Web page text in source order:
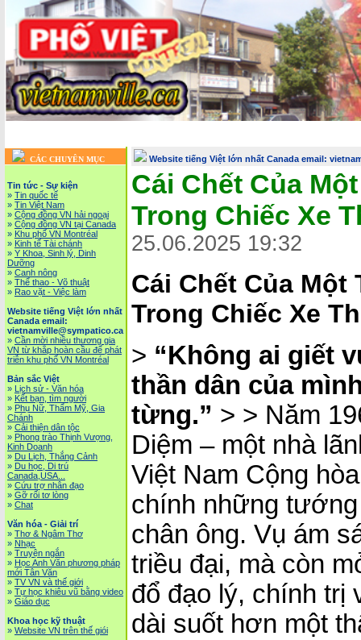
CÁC CHUYÊN MỤC
Tin tức - Sự kiện
» Tin quốc tế
» Tin Việt Nam
» Cộng đồng VN hải ngoại
» Cộng đồng VN tại Canada
» Khu phố VN Montréal
» Kinh tế Tài chánh
» Y Khoa, Sinh lý, Dinh
Dưỡng
» Canh nông
» Thể thao - Võ thuật
» Rao vặt - Việc làm
Website tiếng Việt lớn nhất
Canada email:
vietnamville@sympatico.ca
» Cần mời nhiều thương gia
VN từ khắp hoàn cầu để phát
triễn khu phố VN Montréal
Bản sắc Việt
» Lịch sử - Văn hóa
» Kết bạn, tìm người
» Phụ Nữ, Thẩm Mỹ, Gia
Chánh
» Cải thiện dân tộc
» Phong trào Thịnh Vượng,
Kinh Doanh
» Du Lịch, Thắng Cảnh
» Du học, Di trú
Canada,USA...
» Cứu trợ nhân đạo
» Gỡ rối tơ lòng
» Chat
Văn hóa - Giải trí
» Thơ & Ngâm Thơ
» Nhạc
» Truyện ngắn
» Học Anh Văn phương pháp
mới Tân Văn
» TV VN và thế giới
» Tự học khiêu vũ bằng video
» Giáo dục
Khoa học kỹ thuật
» Website VN trên thế giói
Website tiếng Việt lớn nhất Canada email:
Cái Chết Của
Trong Chiếc Xe
25.06.2025 19:32
Cái Chết Của
Trong Chiếc Xe
> “Không ai giết
thần dân của
từng.” > > Năm
Diệm – một nhà
Việt Nam Cộng
chính những
chân ông. Vụ ám
triều đại, mà còn
đổ đạo lý, chính trị
dài suốt hơn một